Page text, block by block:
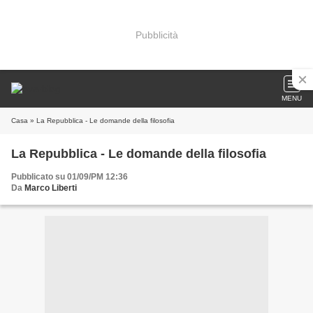
Pubblicità
MENU
Casa » La Repubblica - Le domande della filosofia
La Repubblica - Le domande della filosofia
Pubblicato su 01/09/PM 12:36
Da Marco Liberti